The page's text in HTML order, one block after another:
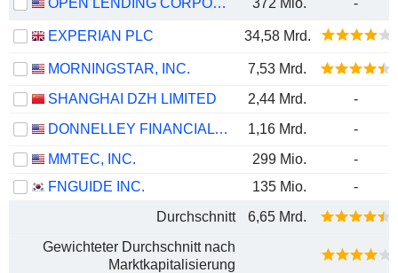
OPEN LENDING CORPORATION 372 Mio. -
EXPERIAN PLC 34,58 Mrd.
MORNINGSTAR, INC.
7,53 Mrd.
SHANGHAI DZH LIMITED
2,44 Mrd.
-
DONNELLEY FINANCIAL SOLUTIONS, INC.
1,16 Mrd.
-
MMTEC, INC.
299 Mio.
-
FNGUIDE INC.
135 Mio.
-
Durchschnitt
6,65 Mrd.
Gewichteter Durchschnitt nach
Marktkapitalisierung